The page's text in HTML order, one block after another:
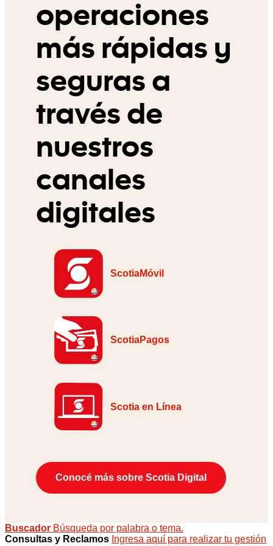
operaciones
más rápidas y
seguras a
través de
nuestros
canales
digitales
ScotiaMóvil
ScotiaPagos
Scotia en Línea
Conocé más sobre Scotia Digital
Buscador Búsqueda por palabra o tema.
Consultas y Reclamos Ingresa aquí para realizar tu gestión